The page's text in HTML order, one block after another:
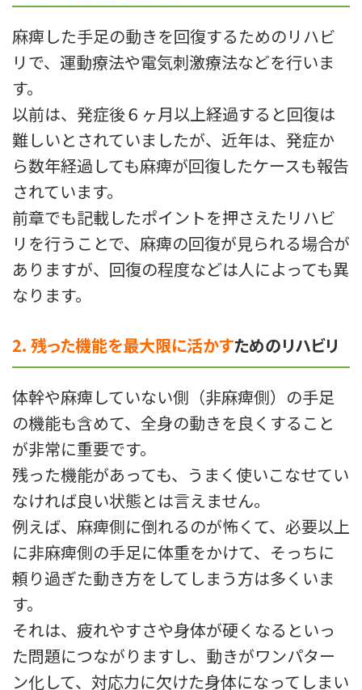
麻痺した手足の動きを回復するためのリハビ
リで、運動療法や電気刺激療法などを行いま
す。
以前は、発症後６ヶ月以上経過すると回復は
難しいとされていましたが、近年は、発症か
ら数年経過しても麻痺が回復したケースも報告
されています。
前章でも記載したポイントを押さえたリハビ
リを行うことで、麻痺の回復が見られる場合が
ありますが、回復の程度などは人によっても異
なります。
2. 残った機能を最大限に活かすためのリハビリ
体幹や麻痺していない側（非麻痺側）の手足
の機能も含めて、全身の動きを良くすること
が非常に重要です。
残った機能があっても、うまく使いこなせてい
なければ良い状態とは言えません。
例えば、麻痺側に倒れるのが怖くて、必要以上
に非麻痺側の手足に体重をかけて、そっちに
頼り過ぎた動き方をしてしまう方は多くいま
す。
それは、疲れやすさや身体が硬くなるといっ
た問題につながりますし、動きがワンパター
ン化して、対応力に欠けた身体になってしまい